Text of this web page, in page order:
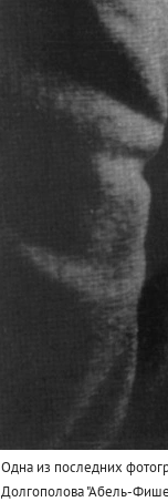
Одна из последних
Долгополова "Абель-